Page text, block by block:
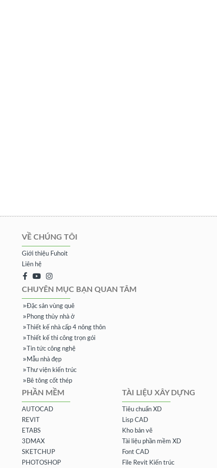
VỀ CHÚNG TÔI
Giới thiệu Fuhoit
Liên hệ
CHUYÊN MỤC BẠN QUAN TÂM
Đặc sản vùng quê
Phong thủy nhà ở
Thiết kế nhà cấp 4 nông thôn
Thiết kế thi công trọn gói
Tin tức công nghệ
Mẫu nhà đẹp
Thư viện kiến trúc
Bê tông cốt thép
PHẦN MỀM
AUTOCAD
REVIT
ETABS
3DMAX
SKETCHUP
PHOTOSHOP
TÀI LIỆU XÂY DỰNG
Tiêu chuẩn XD
Lisp CAD
Kho bản vẽ
Tài liệu phần mềm XD
Font CAD
File Revit Kiến trúc